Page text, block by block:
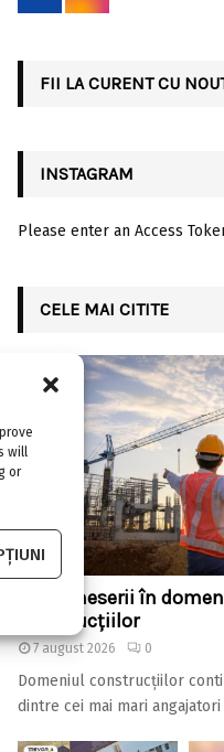
will
or
r
FII LA CURENT CU
INSTAGRAM
Please enter an Access
CELE MAI CITITE
Top 5 meserii în
construcțiilor
7 august 2026 0
Domeniul construcțiilor
dintre cei mai mari angajatori